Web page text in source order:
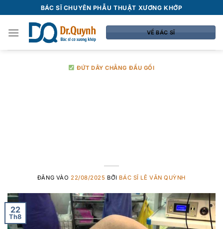
qua
nội
BÁC SĨ CHUYÊN PHẪU THUẬT XƯƠNG KHỚP
VỀ BÁC SĨ
ĐỨT DÂY CHẰNG ĐẦU GỐI
ĐĂNG VÀO 22/08/2025 BỞI BÁC SĨ LÊ VĂN QUỲNH
22
Th8